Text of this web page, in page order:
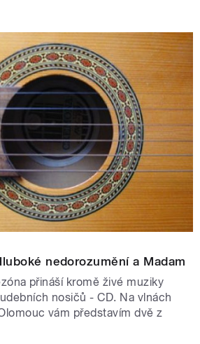
nedorozumění a Madam
přináší kromě živé muziky
nosičů - CD. Na vlnách
vám představím dvě z